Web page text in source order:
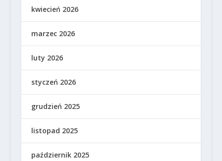
kwiecień 2026
marzec 2026
luty 2026
styczeń 2026
grudzień 2025
listopad 2025
październik 2025